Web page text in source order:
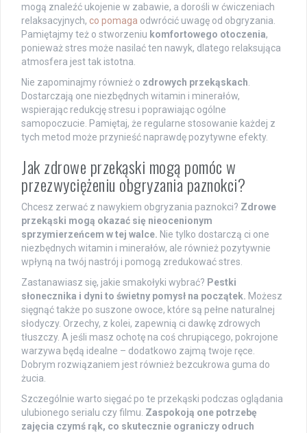
mogą znaleźć ukojenie w zabawie, a dorośli w ćwiczeniach
relaksacyjnych, co pomaga odwrócić uwagę od obgryzania.
Pamiętajmy też o stworzeniu komfortowego otoczenia,
ponieważ stres może nasilać ten nawyk, dlatego relaksująca
atmosfera jest tak istotna.
Nie zapominajmy również o zdrowych przekąskach
Dostarczają one niezbędnych witamin i minerałów,
wspierając redukcję stresu i poprawiając ogólne
samopoczucie. Pamiętaj, że regularne stosowanie każdej z
tych metod może przynieść naprawdę pozytywne efekty.
Jak zdrowe przekąski mogą pomóc w
przezwyciężeniu obgryzania paznokci?
Chcesz zerwać z nawykiem obgryzania paznokci? Zdrowe
przekąski mogą okazać się nieocenionym
sprzymierzeńcem w tej walce. Nie tylko dostarczą ci one
niezbędnych witamin i minerałów, ale również pozytywnie
wpłyną na twój nastrój i pomogą zredukować stres.
Zastanawiasz się, jakie smakołyki wybrać? Pestki
słonecznika i dyni to świetny pomysł na początek. Możesz
sięgnąć także po suszone owoce, które są pełne naturalnej
słodyczy. Orzechy, z kolei, zapewnią ci dawkę zdrowych
tłuszczy. A jeśli masz ochotę na coś chrupiącego, pokrojone
warzywa będą idealne – dodatkowo zajmą twoje ręce.
Dobrym rozwiązaniem jest również bezcukrowa guma do
żucia.
Szczególnie warto sięgać po te przekąski podczas oglądania
ulubionego serialu czy filmu. Zaspokoją one potrzebę
zajęcia czymś rąk, co skutecznie ograniczy odruch